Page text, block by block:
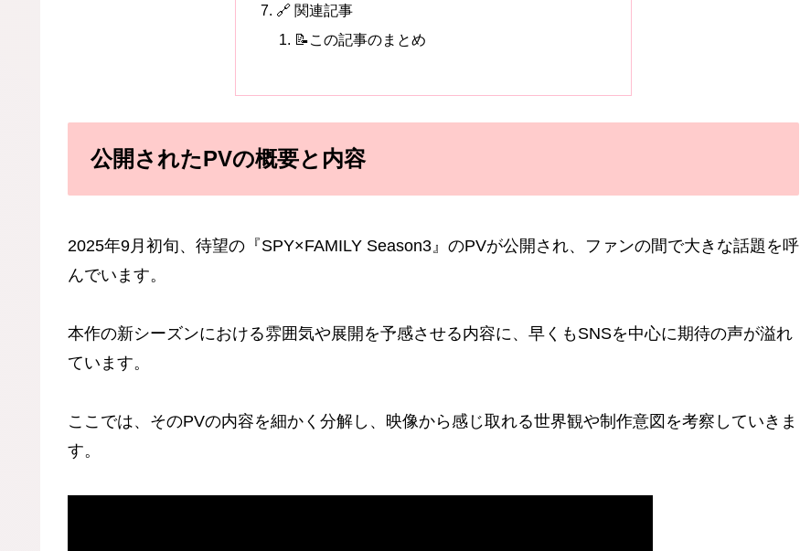
🔗 関連記事
📝この記事のまとめ
公開されたPVの概要と内容
2025年9月初旬、待望の『SPY×FAMILY Season3』のPVが公開され、ファンの間で大きな話題を呼
んでいます。
本作の新シーズンにおける雰囲気や展開を予感させる内容に、早くもSNSを中心に期待の声が溢れ
ています。
ここでは、そのPVの内容を細かく分解し、映像から感じ取れる世界観や制作意図を考察していきま
す。